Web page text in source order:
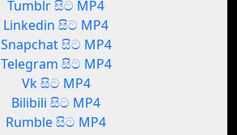
Tumblr සිට MP4
Linkedin සිට MP4
Snapchat සිට MP4
Telegram සිට MP4
Vk සිට MP4
Bilibili සිට MP4
Rumble සිට MP4